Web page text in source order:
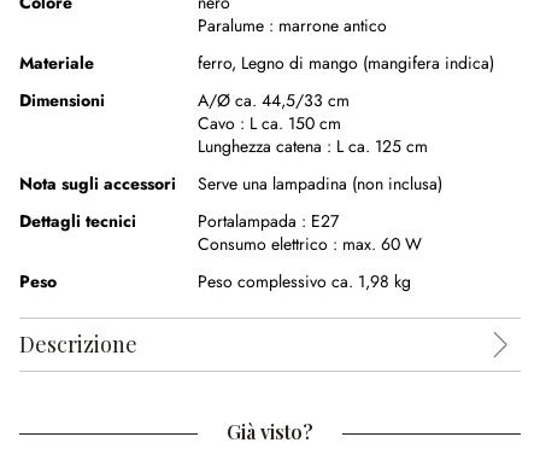
Paralume : marrone antico
Materiale
ferro, Legno di mango (mangifera indica)
Dimensioni
A/Ø ca. 44,5/33 cm
Cavo : L ca. 150 cm
Lunghezza catena : L ca. 125 cm
Nota sugli accessori
Serve una lampadina (non inclusa)
Dettagli tecnici
Portalampada : E27
Consumo elettrico : max. 60 W
Peso
Peso complessivo ca. 1,98 kg
Descrizione
Già visto?